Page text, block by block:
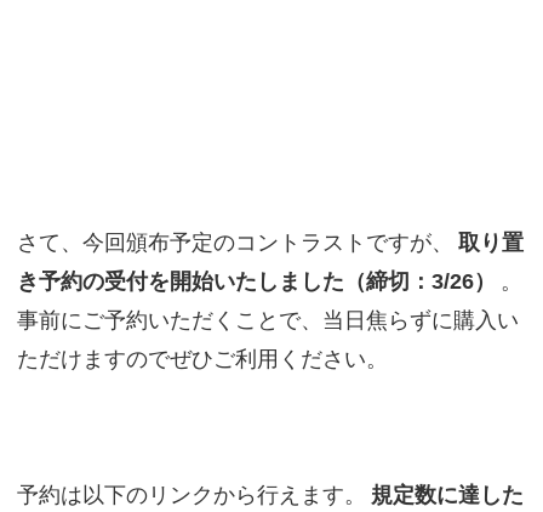
さて、今回頒布予定のコントラストですが、
取り置
き予約の受付を開始いたしました（締切：3/26）
。
事前にご予約いただくことで、当日焦らずに購入い
ただけますのでぜひご利用ください。
予約は以下のリンクから行えます。
規定数に達した